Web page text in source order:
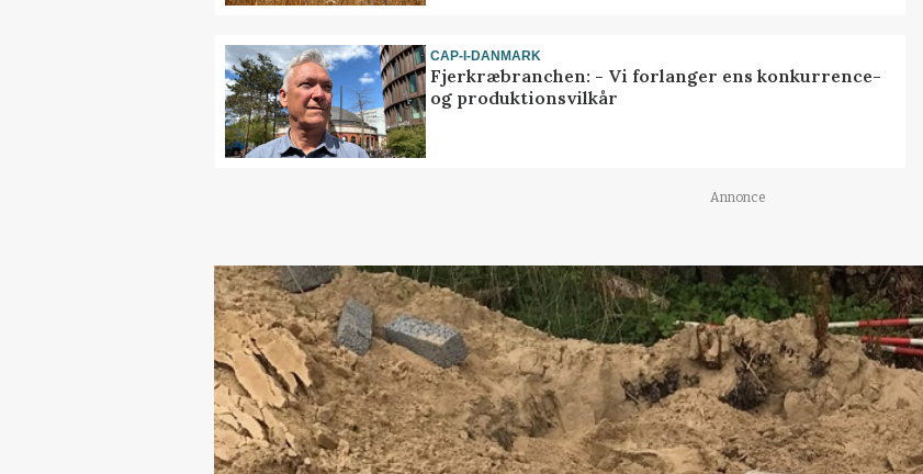
CAP-I-DANMARK
Fjerkræbranchen: - Vi forlanger ens konkurrence-
og produktionsvilkår
Annonce